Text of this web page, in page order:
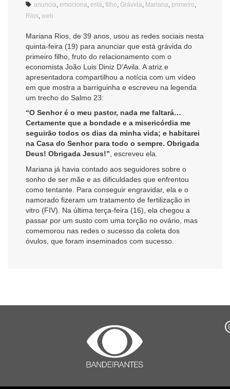
anuncia emociona está filho Grávida Mariana primeiro
Rios web
Mariana Rios, de 39 anos, usou as redes sociais nesta
quinta-feira (19) para anunciar que está grávida do
primeiro filho, fruto do relacionamento com o
economista João Luis Diniz D’Avila. A atriz e
apresentadora compartilhou a notícia com um vídeo
em que mostra a barriguinha e escreveu na legenda
um trecho do Salmo 23:
“O Senhor é o meu pastor, nada me faltará…
Certamente que a bondade e a misericórdia me
seguirão todos os dias da minha vida; e habitarei
na Casa do Senhor para todo o sempre. Obrigada
Deus! Obrigada Jesus!” , escreveu ela.
Mariana já havia contado aos seguidores sobre o
sonho de ser mãe e as dificuldades que enfrentou
como tentante. Para conseguir engravidar, ela e o
namorado fizeram um tratamento de fertilização in
vitro (FIV). Na última terça-feira (16), ela chegou a
passar por um susto com uma torção no ovário, mas
comemorou nas redes o sucesso da coleta dos
óvulos, que foram inseminados com sucesso.